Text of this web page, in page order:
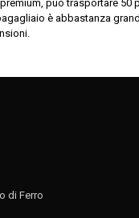
può trasportare 50
è abbastanza
di Ferro